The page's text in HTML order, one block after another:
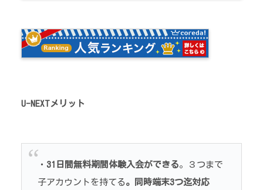
U-NEXTメリット
・ 31日間無料期間体験入会ができる。３つまで
子アカウントを持てる。同時端末3つ迄対応